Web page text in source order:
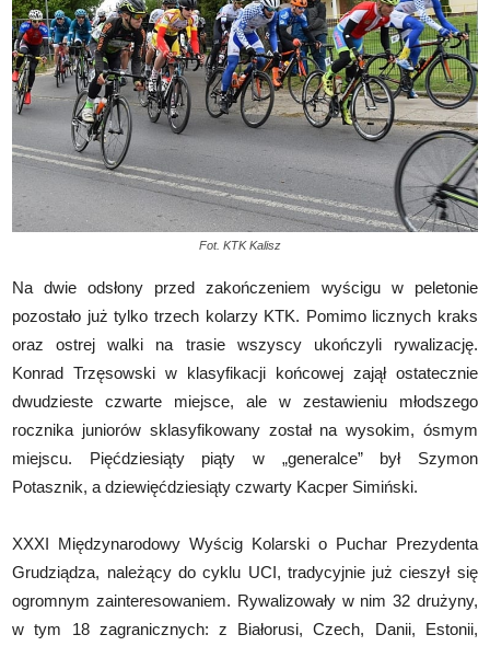
Fot. KTK Kalisz
Na dwie odsłony przed zakończeniem wyścigu w peletonie
pozostało już tylko trzech kolarzy KTK. Pomimo licznych kraks
oraz ostrej walki na trasie wszyscy ukończyli rywalizację.
Konrad Trzęsowski w klasyfikacji końcowej zajął ostatecznie
dwudzieste czwarte miejsce, ale w zestawieniu młodszego
rocznika juniorów sklasyfikowany został na wysokim, ósmym
miejscu. Pięćdziesiąty piąty w „generalce” był Szymon
Potasznik, a dziewięćdziesiąty czwarty Kacper Simiński.
XXXI Międzynarodowy Wyścig Kolarski o Puchar Prezydenta
Grudziądza, należący do cyklu UCI, tradycyjnie już cieszył się
ogromnym zainteresowaniem. Rywalizowały w nim 32 drużyny,
w tym 18 zagranicznych: z Białorusi, Czech, Danii, Estonii,